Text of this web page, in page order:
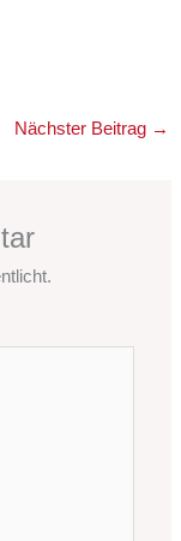
Nächster Beitrag →